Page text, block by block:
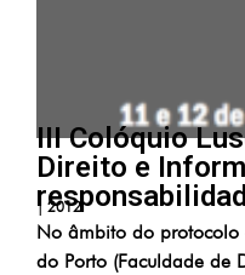
III Colóquio
Direito e
| 2012
No âmbito do protocolo
do Porto (Faculdade de